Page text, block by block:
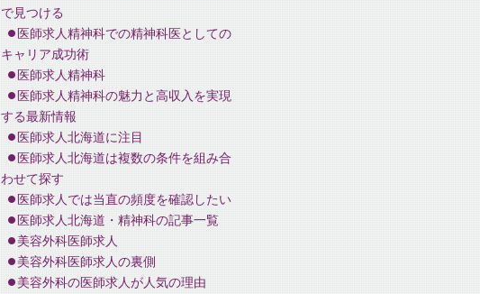
で見つける
医師求人精神科での精神科医としての
キャリア成功術
医師求人精神科
医師求人精神科の魅力と高収入を実現
する最新情報
医師求人北海道に注目
医師求人北海道は複数の条件を組み合
わせて探す
医師求人では当直の頻度を確認したい
医師求人北海道・精神科の記事一覧
美容外科医師求人
美容外科医師求人の裏側
美容外科の医師求人が人気の理由